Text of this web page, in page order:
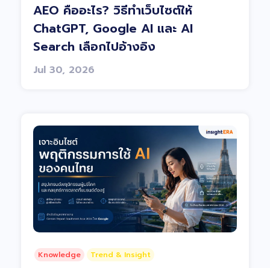
AEO คืออะไร? วิธีทำเว็บไซต์ให้
ChatGPT, Google AI และ AI
Search เลือกไปอ้างอิง
Jul 30, 2026
Knowledge Trend & Insight